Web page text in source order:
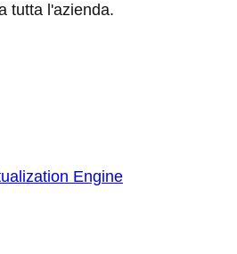
tutta l'azienda.
Engine